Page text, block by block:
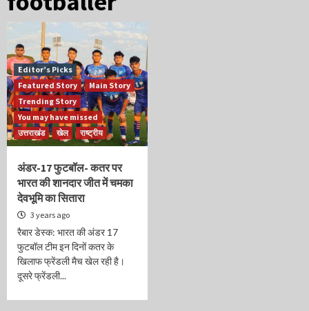
Editor’s Picks
Featured Story
Main Story
Trending Story
You may have missed
उत्तराखंड
खेल राष्ट्रीय
अंडर-17 फुटबॉल- कतर पर
भारत की शानदार जीत में चमका
देवभूमि का सितारा
3 years ago
रैबार डेस्क: भारत की अंडर 17
फुटबॉल टीम इन दिनों कतर के
खिलाफ फ्रेंडली मैच खेल रही है।
दूसरे फ्रेंडली...